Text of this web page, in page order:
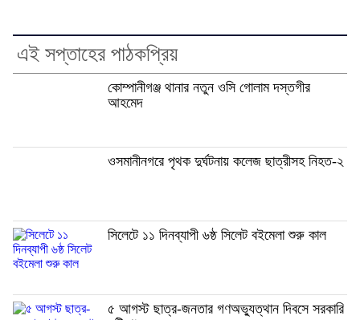
এই সপ্তাহের পাঠকপ্রিয়
কোম্পানীগঞ্জ থানার নতুন ওসি গোলাম দস্তগীর
আহমেদ
ওসমানীনগরে পৃথক দুর্ঘটনায় কলেজ ছাত্রীসহ নিহত-২
সিলেটে ১১ দিনব্যাপী ৬ষ্ঠ সিলেট বইমেলা শুরু কাল
৫ আগস্ট ছাত্র-জনতার গণঅভ্যুত্থান দিবসে সরকারি